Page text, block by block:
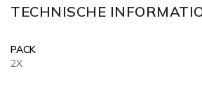
TECHNISCHE
PACK
2X